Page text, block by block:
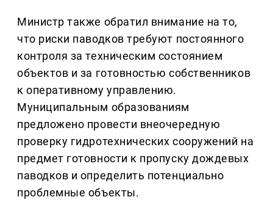
Министр также обратил внимание на то,
что риски паводков требуют постоянного
контроля за техническим состоянием
объектов и за готовностью собственников
к оперативному управлению.
Муниципальным образованиям
предложено провести внеочередную
проверку гидротехнических сооружений на
предмет готовности к пропуску дождевых
паводков и определить потенциально
проблемные объекты.